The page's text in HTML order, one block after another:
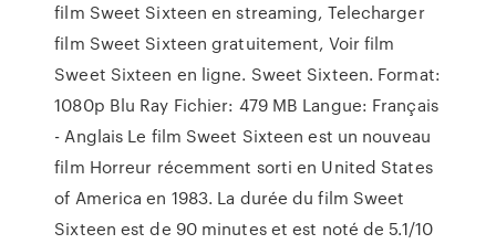
film Sweet Sixteen en streaming, Telecharger
film Sweet Sixteen gratuitement, Voir film
Sweet Sixteen en ligne. Sweet Sixteen. Format:
1080p Blu Ray Fichier: 479 MB Langue: Français
- Anglais Le film Sweet Sixteen est un nouveau
film Horreur récemment sorti en United States
of America en 1983. La durée du film Sweet
Sixteen est de 90 minutes et est noté de 5.1/10